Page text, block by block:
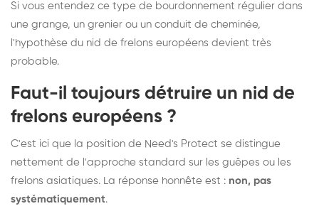
Si vous entendez ce type de bourdonnement régulier dans
une grange, un grenier ou un conduit de cheminée,
l'hypothèse du nid de frelons européens devient très
probable.
Faut-il toujours détruire un nid de
frelons européens ?
C'est ici que la position de Need's Protect se distingue
nettement de l'approche standard sur les guêpes ou les
frelons asiatiques. La réponse honnête est : non, pas
systématiquement.